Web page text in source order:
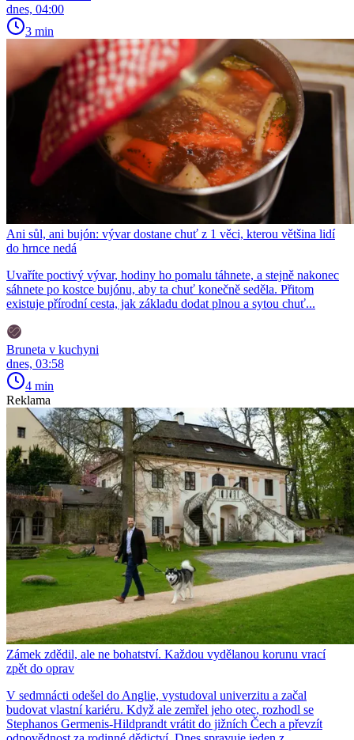
dnes, 04:00
3 min
Ani sůl, ani bujón: vývar dostane chuť z 1 věci, kterou většina lidí
do hrnce nedá
Uvaříte poctivý vývar, hodiny ho pomalu táhnete, a stejně nakonec
sáhnete po kostce bujónu, aby ta chuť konečně seděla. Přitom
existuje přírodní cesta, jak základu dodat plnou a sytou chuť...
Bruneta v kuchyni
dnes, 03:58
4 min
Reklama
Zámek zdědil, ale ne bohatství. Každou vydělanou korunu vrací
zpět do oprav
V sedmnácti odešel do Anglie, vystudoval univerzitu a začal
budovat vlastní kariéru. Když ale zemřel jeho otec, rozhodl se
Stephanos Germenis-Hildprandt vrátit do jižních Čech a převzít